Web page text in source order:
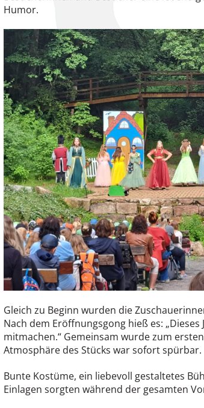
Humor.
Gleich zu Beginn wurden die
Nach dem Eröffnungsgong hieß es:
mitmachen.“ Gemeinsam wurde zum
Atmosphäre des Stücks war sofort spürbar.
Bunte Kostüme, ein liebevoll gestaltetes
Einlagen sorgten während der gesamten